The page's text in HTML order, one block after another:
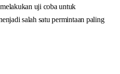
uji coba untuk
salah satu permintaan paling